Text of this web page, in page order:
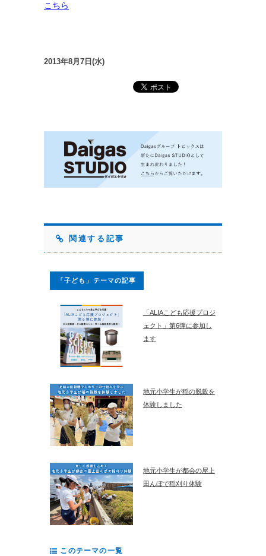
こちら
2013年8月7日(水)
関連する記事
「子ども」テーマの記事
「ALIAこども応援プロジ
ェクト」第6弾に参加し
ます
地元小学生が稲の脱穀を
体験しました
地元小学生が都会の屋上
田んぼで稲刈り体験
このテーマの一覧